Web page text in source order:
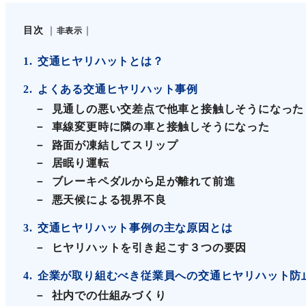
目次 非表示
1 交通ヒヤリハットとは？
2
よくある交通ヒヤリハット事例
見通しの悪い交差点で他車と接触しそうになった
車線変更時に隣の車と接触しそうになった
路面が凍結してスリップ
居眠り運転
ブレーキペダルから足が離れて前進
悪天候による視界不良
3
交通ヒヤリハット事例の主な原因とは
ヒヤリハットを引き起こす３つの要因
4
企業が取り組むべき従業員への交通ヒヤリハット防
社内での仕組みづくり